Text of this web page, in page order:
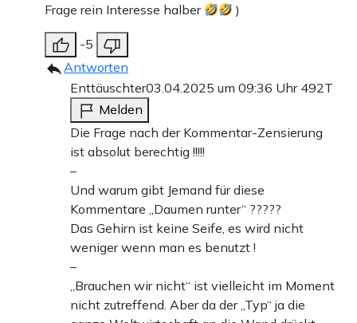
Frage rein Interesse halber
)
-5
Antworten
Enttäuschter03.04.2025 um 09:36 Uhr 492T
Melden
Die Frage nach der Kommentar-Zensierung
ist absolut berechtig !!!!!
–
Und warum gibt Jemand für diese
Kommentare „Daumen runter“ ?????
Das Gehirn ist keine Seife, es wird nicht
weniger wenn man es benutzt !
–
„Brauchen wir nicht“ ist vielleicht im Moment
nicht zutreffend. Aber da der „Typ“ ja die